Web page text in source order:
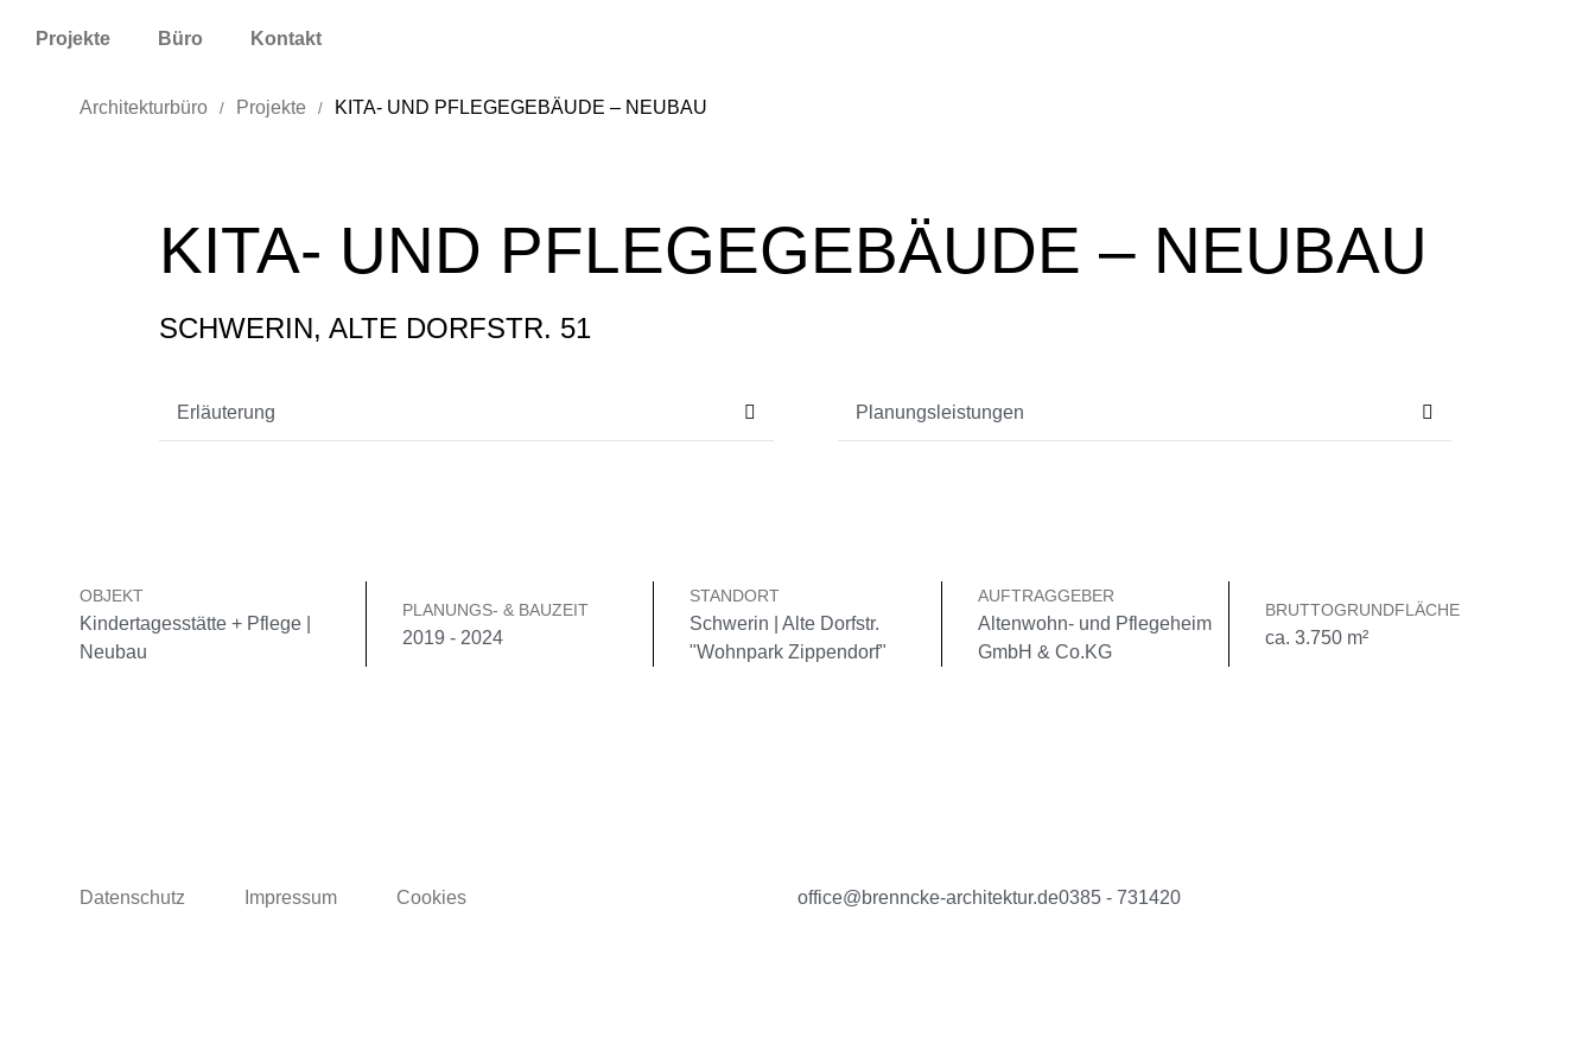
Projekte Büro Kontakt
Architekturbüro / Projekte / KITA- UND PFLEGEGEBÄUDE – NEUBAU
KITA- UND PFLEGEGEBÄUDE – NEUBAU
SCHWERIN, ALTE DORFSTR. 51
Erläuterung Planungsleistungen
OBJEKT
Kindertagesstätte + Pflege |
Neubau
PLANUNGS- & BAUZEIT
2019 - 2024
STANDORT
Schwerin | Alte Dorfstr.
"Wohnpark Zippendorf"
AUFTRAGGEBER
Altenwohn- und Pflegeheim
GmbH & Co.KG
BRUTTOGRUNDFLÄCHE
ca. 3.750 m²
Datenschutz Impressum Cookies office@brenncke-architektur.de0385 - 731420